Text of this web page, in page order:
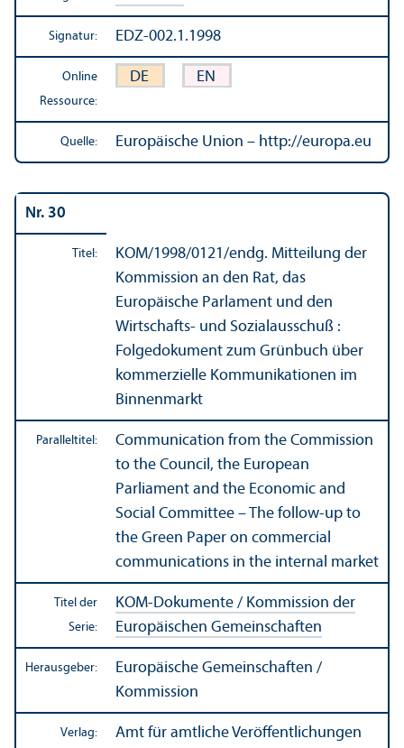
Signatur: EDZ-002.1.1998
Online
Ressource:
DE EN
Quelle: Europäische Union – http://europa.eu
Nr. 30
Titel: KOM/1998/0121/endg. Mitteilung der
Kommission an den Rat, das
Europäische Parlament und den
Wirtschafts- und Sozialausschuß :
Folgedokument zum Grünbuch über
kommerzielle Kommunikationen im
Binnen­markt
Paralleltitel:
Communication from the Commission
to the Council, the European
Parliament and the Economic and
Social Committee – The follow-up to
the Green Paper on commercial
communications in the internal market
Titel der
Serie:
KOM-Dokumente / Kommission der
Europäischen Gemeinschaften
Herausgeber:
Europäische Gemeinschaften /
Kommission
Verlag:
Amt für amtliche Veröffentlichungen